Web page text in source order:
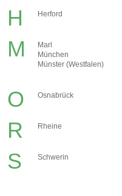
H Herford
M
Marl
München
Münster (Westfalen)
O Osnabrück
R Rheine
S Schwerin